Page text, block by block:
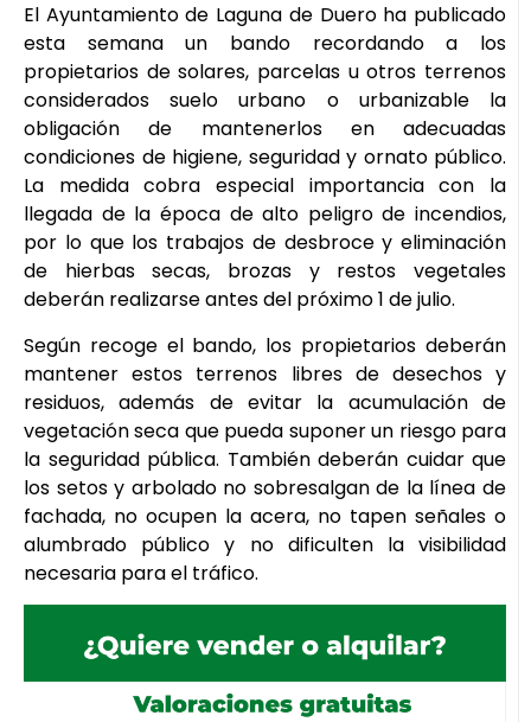
El Ayuntamiento de Laguna de Duero ha publicado
esta semana un bando recordando a los
propietarios de solares, parcelas u otros terrenos
considerados suelo urbano o urbanizable la
obligación de mantenerlos en adecuadas
condiciones de higiene, seguridad y ornato público.
La medida cobra especial importancia con la
llegada de la época de alto peligro de incendios,
por lo que los trabajos de desbroce y eliminación
de hierbas secas, brozas y restos vegetales
deberán realizarse antes del próximo 1 de julio.
Según recoge el bando, los propietarios deberán
mantener estos terrenos libres de desechos y
residuos, además de evitar la acumulación de
vegetación seca que pueda suponer un riesgo para
la seguridad pública. También deberán cuidar que
los setos y arbolado no sobresalgan de la línea de
fachada, no ocupen la acera, no tapen señales o
alumbrado público y no dificulten la visibilidad
necesaria para el tráfico.